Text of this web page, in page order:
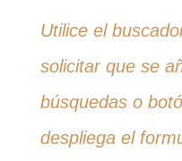
Utilice el
solicitar que se
búsquedas o
despliega el